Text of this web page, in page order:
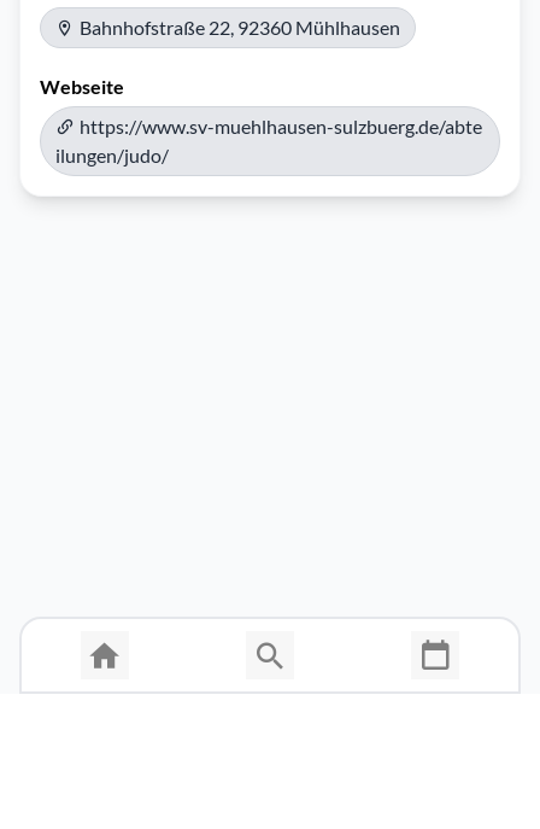
Bahnhofstraße 22, 92360 Mühlhausen
Webseite
https://www.sv-muehlhausen-sulzbuerg.de/abte
ilungen/judo/